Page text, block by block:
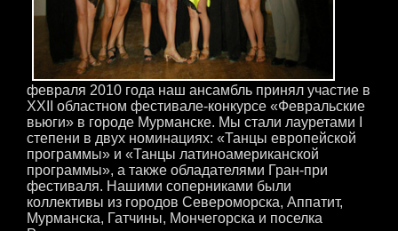
февраля 2010 года наш ансамбль принял участие в
XXII областном фестивале-конкурсе «Февральские
вьюги» в городе Мурманске. Мы стали лауретами I
степени в двух номинациях: «Танцы европейской
программы» и «Танцы латиноамериканской
программы», а также обладателями Гран-при
фестиваля. Нашими соперниками были
коллективы из городов Североморска, Аппатит,
Мурманска, Гатчины, Мончегорска и поселка